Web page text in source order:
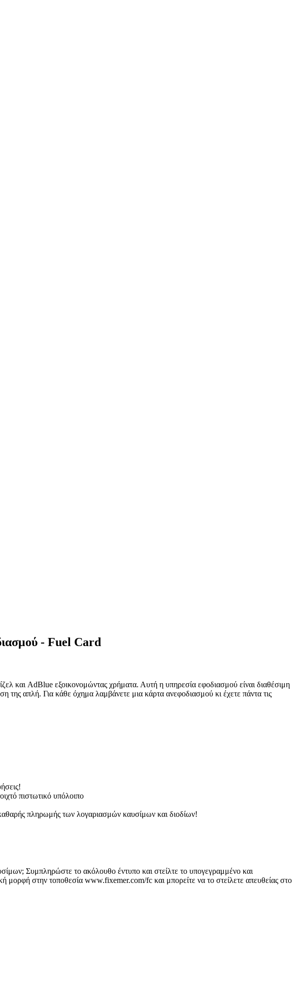
- Fuel Card
και AdBlue εξοικονομώντας χρήματα. Αυτή η υπηρεσία εφοδιασμού είναι διαθέσιμη
της απλή. Για κάθε όχημα λαμβάνετε μια κάρτα ανεφοδιασμού κι έχετε πάντα τις
πιστωτικό υπόλοιπο
πληρωμής των λογαριασμών καυσίμων και διοδίων!
Συμπληρώστε το ακόλουθο έντυπο και στείλτε το υπογεγραμμένο και
στην τοποθεσία www.fixemer.com/fc και μπορείτε να το στείλετε απευθείας στο